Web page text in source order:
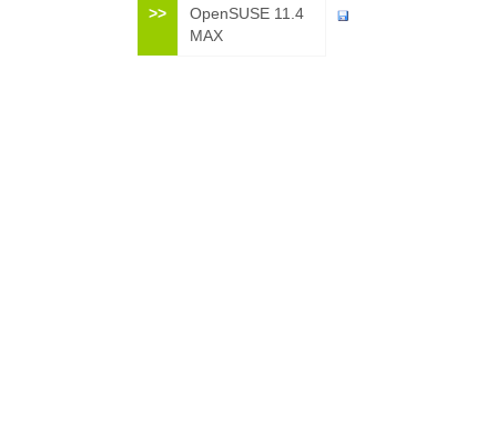
>>
OpenSUSE 11.4
MAX